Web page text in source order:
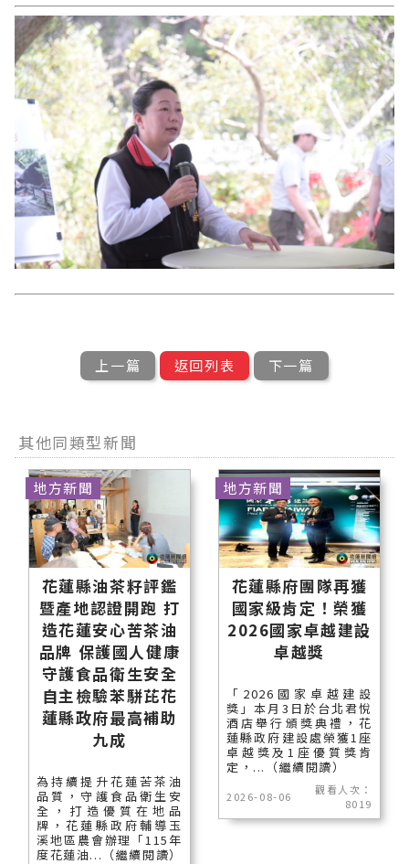
上一篇 返回列表 下一篇
其他同類型新聞
花蓮縣油茶籽評鑑
暨產地認證開跑 打
造花蓮安心苦茶油
品牌 保護國人健康
守護食品衛生安全
自主檢驗苯駢芘花
蓮縣政府最高補助
九成
為持續提升花蓮苦茶油
品質，守護食品衛生安
全，打造優質在地品
牌，花蓮縣政府輔導玉
溪地區農會辦理「115年
度花蓮油...（繼續閱讀）
地方新聞
花蓮縣府團隊再獲
國家級肯定！榮獲
2026國家卓越建設
卓越獎
「2026國家卓越建設
獎」本月3日於台北君悅
酒店舉行頒獎典禮，花
蓮縣政府建設處榮獲1座
卓越獎及1座優質獎肯
定，...（繼續閱讀）
2026-08-06
觀看人次：
8019
地方新聞